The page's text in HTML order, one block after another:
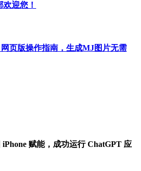
迎您！
页版操作指南，生成MJ图片无需
赋能，成功运行 ChatGPT 应